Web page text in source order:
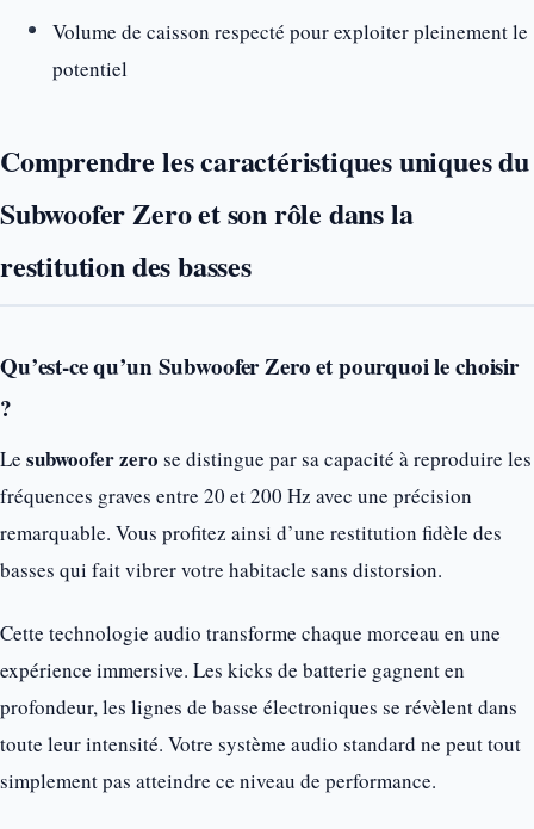
Volume de caisson respecté pour exploiter pleinement le
potentiel
Comprendre les caractéristiques uniques du
Subwoofer Zero et son rôle dans la
restitution des basses
Qu’est-ce qu’un Subwoofer Zero et pourquoi le choisir
?
Le subwoofer zero se distingue par sa capacité à reproduire les
fréquences graves entre 20 et 200 Hz avec une précision
remarquable. Vous profitez ainsi d’une restitution fidèle des
basses qui fait vibrer votre habitacle sans distorsion.
Cette technologie audio transforme chaque morceau en une
expérience immersive. Les kicks de batterie gagnent en
profondeur, les lignes de basse électroniques se révèlent dans
toute leur intensité. Votre système audio standard ne peut tout
simplement pas atteindre ce niveau de performance.